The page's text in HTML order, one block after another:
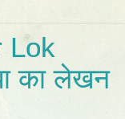
Lok
का लेखन